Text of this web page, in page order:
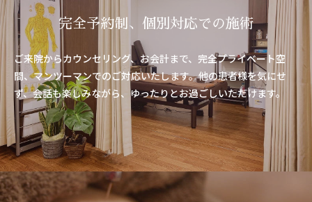
完全予約制、個別対応での施術
ご来院からカウンセリング、お会計まで、完全プライベート空
間、マンツーマンでのご対応いたします。他の患者様を気にせ
ず、会話も楽しみながら、ゆったりとお過ごしいただけます。